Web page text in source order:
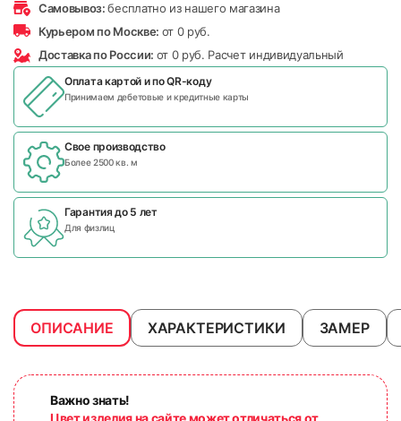
Самовывоз:бесплатно из нашего магазина
Курьером по Москве: от 0 руб.
Доставка по России: от 0 руб. Расчет индивидуальный
Оплата картой и поQR-коду
Принимаем дебетовые и кредитные карты
Свое производство
Более 2500 кв. м
Гарантия до 5 лет
Для физлиц
ОПИСАНИЕ ХАРАКТЕРИСТИКИ ЗАМЕР
Важно знать!
Цвет изделия на сайте может отличаться от